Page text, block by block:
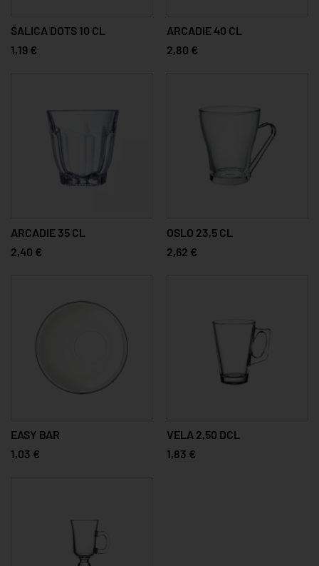
ŠALICA DOTS 10 CL
1,19 €
ARCADIE 40 CL
2,80 €
ARCADIE 35 CL
2,40 €
OSLO 23,5 CL
2,62 €
EASY BAR
1,03 €
VELA 2,50 DCL
1,83 €